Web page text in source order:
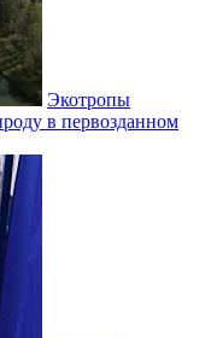
Экотропы
в первозданном